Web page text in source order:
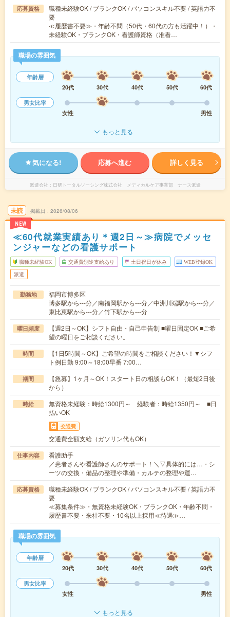
応募資格
職種未経験OK / ブランクOK / パソコンスキル不要 / 英語力不
要
≪履歴書不要≫・年齢不問（50代・60代の方も活躍中！）・
未経験OK・ブランクOK・看護師資格（准看…
職場の雰囲気
年齢層
20代
30代 40代 50代
60代
男女比率
女性
男性
もっと見る
気になる! 応募へ進む 詳しく見る
派遣会社 日研トータルソーシング株式会社 メディカルケア事業部 ナース派遣
未読
NEW
掲載日 2026/08/06
≪60代就業実績あり＊週2日～≫病院でメッセ
ンジャーなどの看護サポート
職種未経験OK 交通費別途支給あり 土日祝日が休み WEB登録OK
派遣
勤務地
福岡市博多区
博多駅から---分／南福岡駅から---分／中洲川端駅から---分／
東比恵駅から---分／竹下駅から---分
曜日頻度
【週2日～OK】シフト自由・自己申告制 ■曜日固定OK ■ご希
望の曜日をご相談ください。
時間
【1日5時間～OK】ご希望の時間をご相談ください！▼シフ
ト例日勤 9:00～18:00早番 7:00…
期間
【急募】1ヶ月～OK！スタート日の相談もOK！（最短2日後
から）
時給
無資格未経験：時給1300円～ 経験者：時給1350円～ ■日
払いOK
交通費
交通費全額支給（ガソリン代もOK）
仕事内容
看護助手
／患者さんや看護師さんのサポート！＼▽具体的には…・シ
ーツの交換・備品の整理や準備・カルテの整理や運…
応募資格
職種未経験OK / ブランクOK / パソコンスキル不要 / 英語力不
要
≪募集条件≫・無資格未経験OK・ブランクOK・年齢不問・
履歴書不要・来社不要・10名以上採用≪待遇≫…
職場の雰囲気
年齢層
20代
30代 40代 50代
60代
男女比率
女性
男性
もっと見る